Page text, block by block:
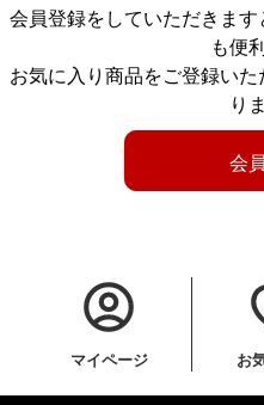
会員登録をしていただきま
も便
お気に入り商品をご登録い
り
会
マイページ お